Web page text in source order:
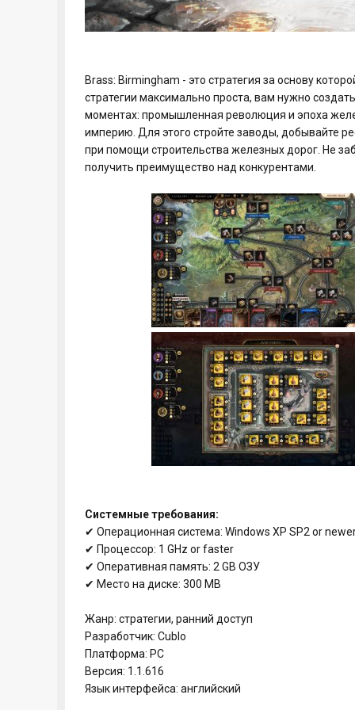
Brass: Birmingham - это стратегия за основу
стратегии максимально проста, вам нужно
моментах: промышленная революция и эпоха
империю. Для этого стройте заводы, добывайте
при помощи строительства железных дорог. Не
получить преимущество над конкурентами.
Системные требования:
✔ Операционная система: Windows XP SP2 or
✔ Процессор: 1 GHz or faster
✔ Оперативная память: 2 GB ОЗУ
✔ Место на диске: 300 MB
Жанр: стратегии, ранний доступ
Разработчик: Cublo
Платформа: PC
Версия: 1.1.616
Язык интерфейса: английский